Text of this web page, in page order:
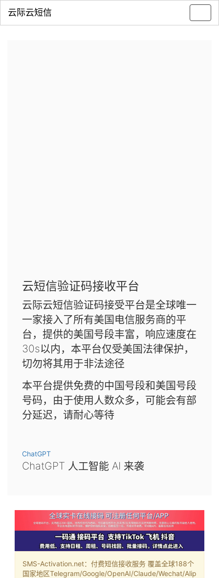
云际云短信
云短信验证码接收平台
云际云短信验证码接受平台是全球唯一
一家接入了所有美国电信服务商的平
台，提供的美国号段丰富，响应速度在
30s以内，本平台仅受美国法律保护，
切勿将其用于非法途径
本平台提供免费的中国号段和美国号段
号码，由于使用人数众多，可能会有部
分延迟，请耐心等待
ChatGPT
ChatGPT 人工智能 AI 来袭
SMS-Activation.net：付费短信接收服务 覆盖全球188个
国家地区Telegram/Google/OpenAI/Claude/Wechat/Alip